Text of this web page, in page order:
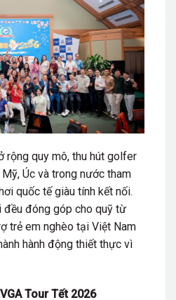
rộng quy mô, thu hút golfer
Úc và trong nước tham
quốc tế giàu tính kết nối.
đóng góp cho quỹ từ
trẻ em nghèo tại Việt Nam
hành động thiết thực vì
Tour Tết 2026